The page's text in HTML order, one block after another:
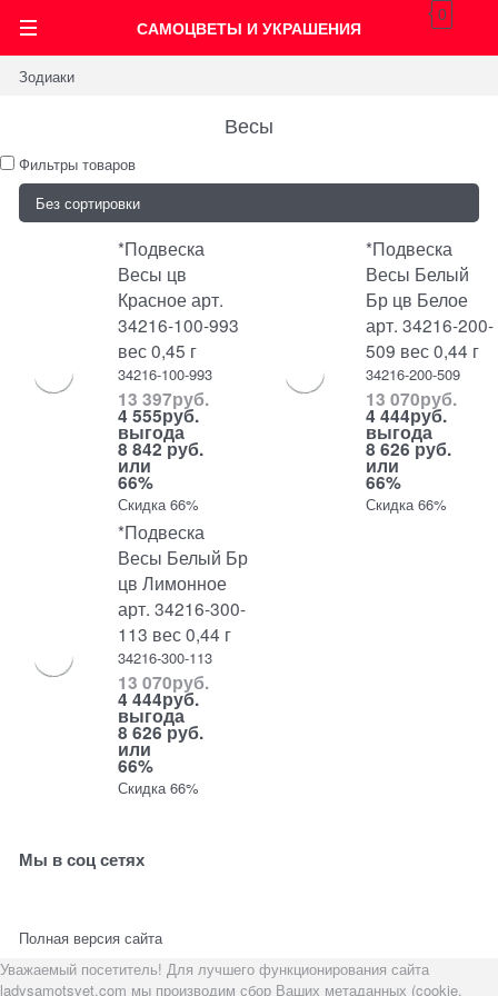
САМОЦВЕТЫ И УКРАШЕНИЯ
0
Зодиаки
Весы
Фильтры товаров
*Подвеска
Весы цв
Красное арт.
34216-100-993
вес 0,45 г
34216-100-993
13 397руб.
4 555руб.
выгода
8 842 руб.
или
66%
Скидка 66%
*Подвеска
Весы Белый
Бр цв Белое
арт. 34216-200-
509 вес 0,44 г
34216-200-509
13 070руб.
4 444руб.
выгода
8 626 руб.
или
66%
Скидка 66%
*Подвеска
Весы Белый Бр
цв Лимонное
арт. 34216-300-
113 вес 0,44 г
34216-300-113
13 070руб.
4 444руб.
выгода
8 626 руб.
или
66%
Скидка 66%
Мы в соц сетях
Полная версия сайта
Уважаемый посетитель! Для лучшего функционирования сайта
ladysamotsvet.com мы производим сбор Ваших метаданных (cookie,